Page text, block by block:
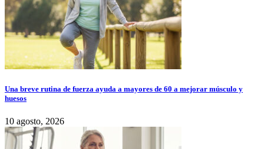
Una breve rutina de fuerza ayuda a mayores de 60 a mejorar músculo y
huesos
10 agosto, 2026